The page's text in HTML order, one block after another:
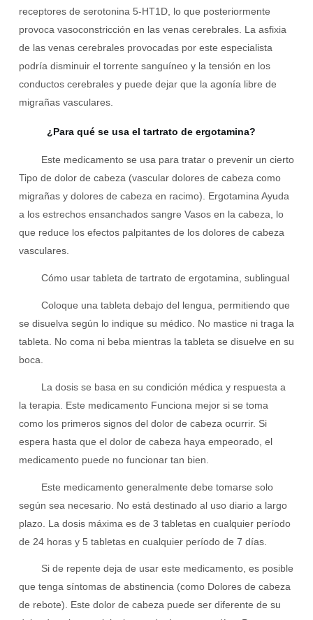
receptores de serotonina 5-HT1D, lo que posteriormente
provoca vasoconstricción en las venas cerebrales. La asfixia
de las venas cerebrales provocadas por este especialista
podría disminuir el torrente sanguíneo y la tensión en los
conductos cerebrales y puede dejar que la agonía libre de
migrañas vasculares.
¿Para qué se usa el tartrato de ergotamina?
Este medicamentose usa para tratar o prevenir un cierto
Tipo de dolor de cabeza(vascular dolores de cabezacomo
migrañasy dolores de cabeza en racimo). ErgotaminaAyuda
a los estrechos ensanchados sangre Vasos en la cabeza, lo
que reduce los efectos palpitantes de los dolores de cabeza
vasculares.
Cómo usar tableta de tartrato de ergotamina, sublingual
Coloque una tableta debajo del lengua , permitiendo que
se disuelva según lo indique su médico. No mastice ni traga la
tableta. No coma ni beba mientras la tableta se disuelve en su
boca
La dosis se basa en su condición médica y respuesta a
la terapia. Este medicamentoFunciona mejor si se toma
como los primeros signos del dolor de cabeza ocurrir. Si
espera hasta que el dolor de cabeza haya empeorado, el
medicamento puede no funcionar tan bien.
Este medicamento generalmente debe tomarse solo
según sea necesario. No está destinado al uso diario a largo
plazo. La dosis máxima es de 3 tabletas en cualquier período
de 24 horas y 5 tabletas en cualquier período de 7 días.
Si de repente deja de usar este medicamento, es posible
que tenga síntomas de abstinencia (como Dolores de cabeza
de rebote). Este dolor de cabeza puede ser diferente de su